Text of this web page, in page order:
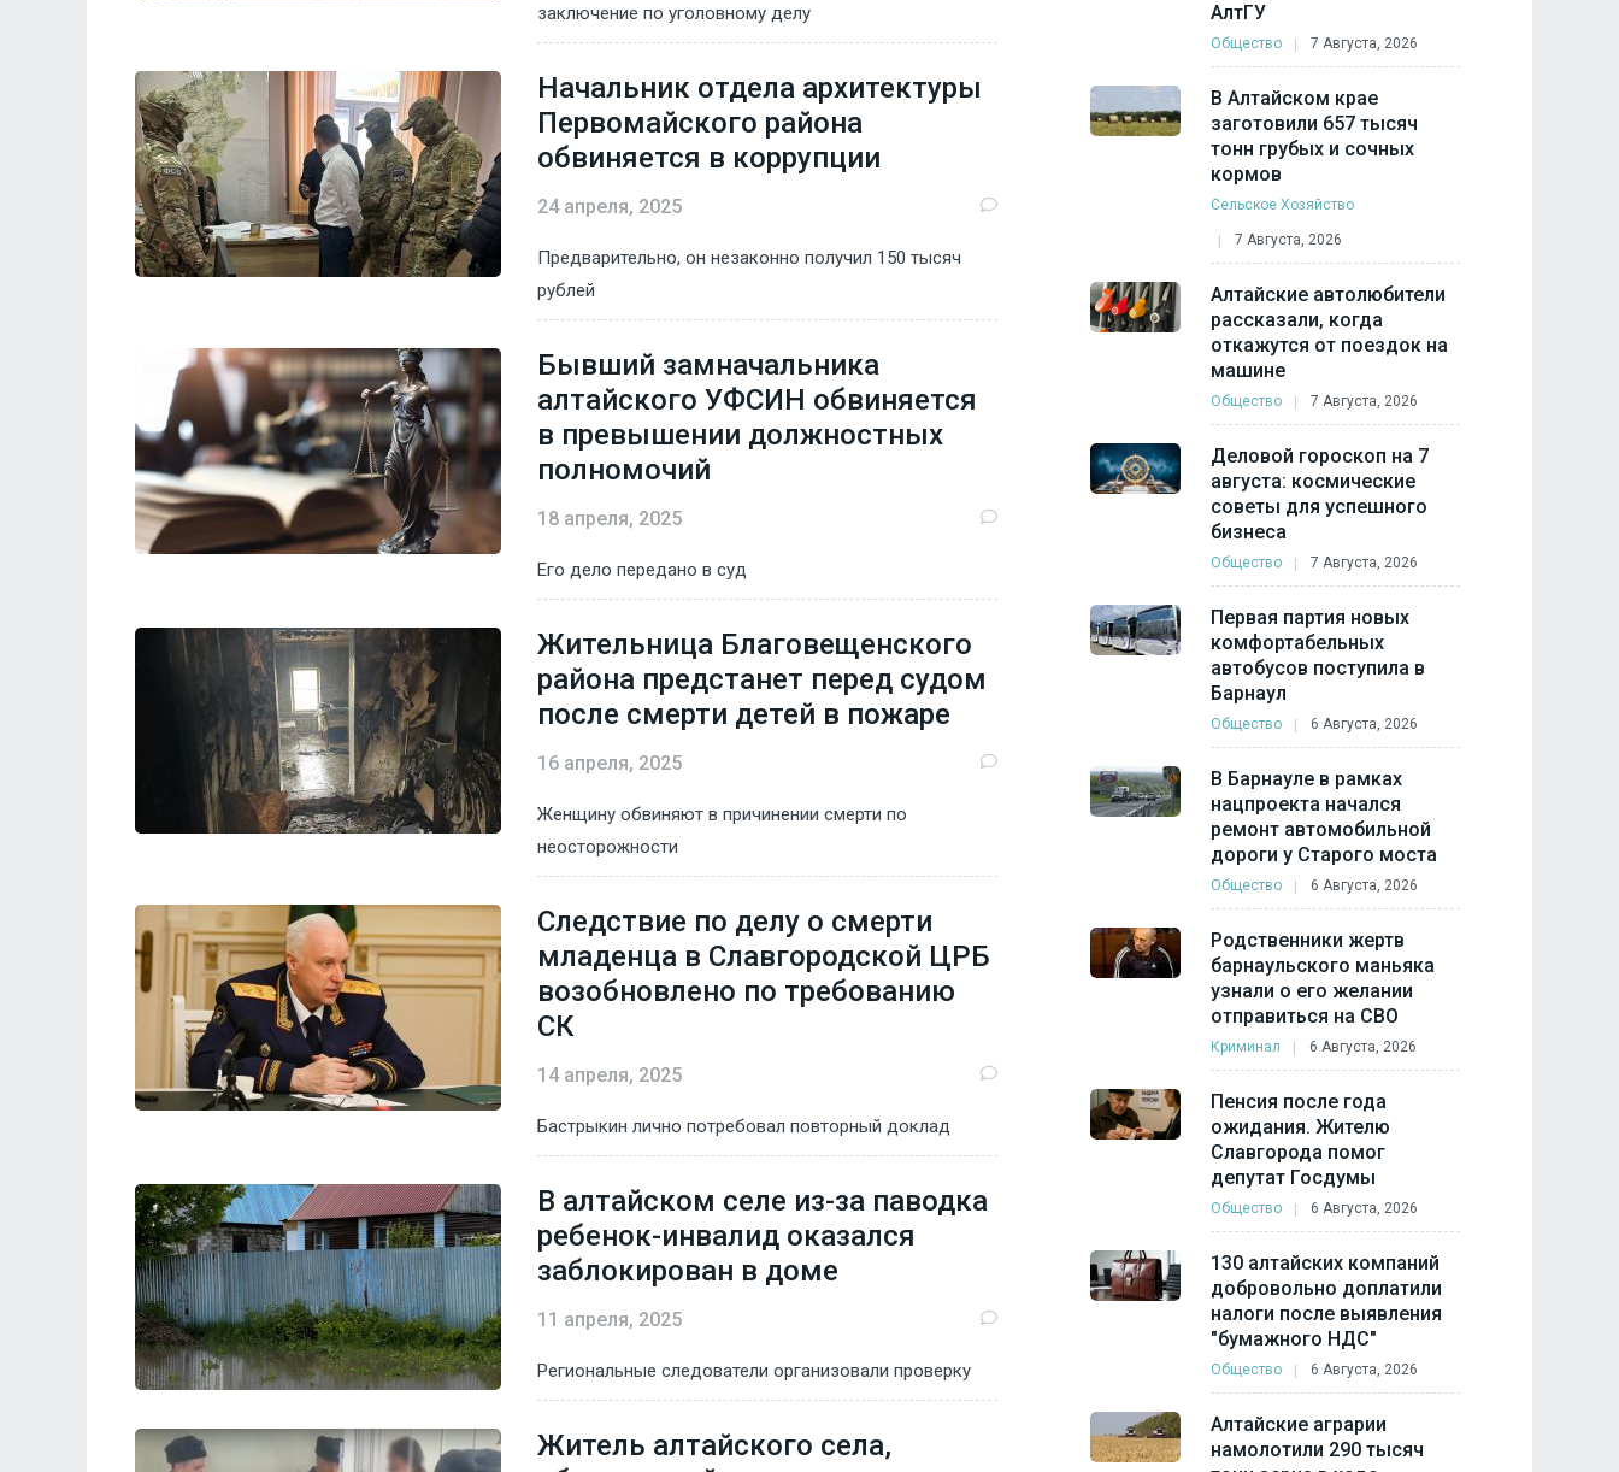
заключение по уголовному делу
Начальник отдела архитектуры
Первомайского района
обвиняется в коррупции
24 апреля, 2025
Предварительно, он незаконно получил 150 тысяч
рублей
Бывший замначальника
алтайского УФСИН обвиняется
в превышении должностных
полномочий
18 апреля, 2025
Его дело передано в суд
Жительница Благовещенского
района предстанет перед судом
после смерти детей в пожаре
16 апреля, 2025
Женщину обвиняют в причинении смерти по
неосторожности
Следствие по делу о смерти
младенца в Славгородской ЦРБ
возобновлено по требованию
СК
14 апреля, 2025
Бастрыкин лично потребовал повторный доклад
В алтайском селе из-за паводка
ребенок-инвалид оказался
заблокирован в доме
11 апреля, 2025
Региональные следователи организовали проверку
Житель алтайского села,
АлтГУ
Общество 7 Августа, 2026
В Алтайском крае
заготовили 657 тысяч
тонн грубых и сочных
кормов
Сельское Хозяйство
7 Августа, 2026
Алтайские автолюбители
рассказали, когда
откажутся от поездок на
машине
Общество 7 Августа, 2026
Деловой гороскоп на 7
августа: космические
советы для успешного
бизнеса
Общество 7 Августа, 2026
Первая партия новых
комфортабельных
автобусов поступила в
Барнаул
Общество 6 Августа, 2026
В Барнауле в рамках
нацпроекта начался
ремонт автомобильной
дороги у Старого моста
Общество 6 Августа, 2026
Родственники жертв
барнаульского маньяка
узнали о его желании
отправиться на СВО
Криминал 6 Августа, 2026
Пенсия после года
ожидания. Жителю
Славгорода помог
депутат Госдумы
Общество 6 Августа, 2026
130 алтайских компаний
добровольно доплатили
налоги после выявления
"бумажного НДС"
Общество 6 Августа, 2026
Алтайские аграрии
намолотили 290 тысяч